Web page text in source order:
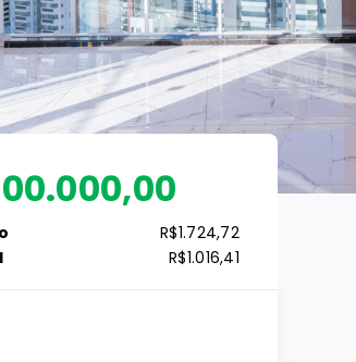
R$1.724,72
R$1.016,41